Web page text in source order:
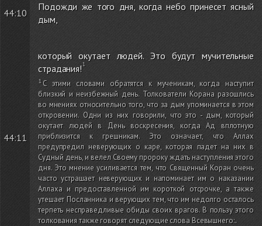
44:10
Подожди же того дня, когда небо принесет ясный
дым,
44:11
который окутает людей. Это будут мучительные
страдания!
С этими словами обратятся к мученикам, когда наступит
близкий и неизбежный день. Толкователи Корана разошлись
во мнениях относительно того, что за дым упоминается в этом
откровении. Одни из них говорили, что это - дым, который
окутает людей в День воскресения, когда Ад вплотную
приблизится к грешникам. Это означает, что Аллах
предупредил неверующих о каре, которая падет на них в
Судный день, и велел Своему пророку ждать наступления этого
дня. Это мнение усиливается тем, что Священный Коран очень
часто устрашает неверующих и напоминает им о наказании
Аллаха и предоставленной им короткой отсрочке, а также
утешает Посланника и верующих тем, что им недолго осталось
терпеть несправедливые обиды своих врагов. В пользу этого
толкования также говорят следующие слова Всевышнего:.